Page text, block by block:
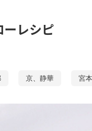
ーレシピ
京、静華 宮